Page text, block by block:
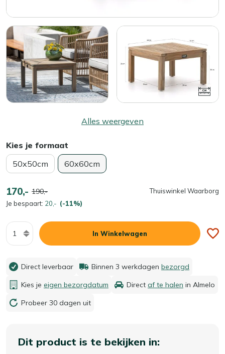
Alles weergeven
Kies je formaat
50x50cm
60x60cm
170,- 190,-
Je bespaart: 20,- (-11%)
Thuiswinkel Waarborg
Aantal
In Winkelwagen
Direct leverbaar Binnen 3 werkdagen bezorgd
Kies je eigen bezorgdatum Direct af te halen in Almelo
Probeer 30 dagen uit
Dit product is te bekijken in: